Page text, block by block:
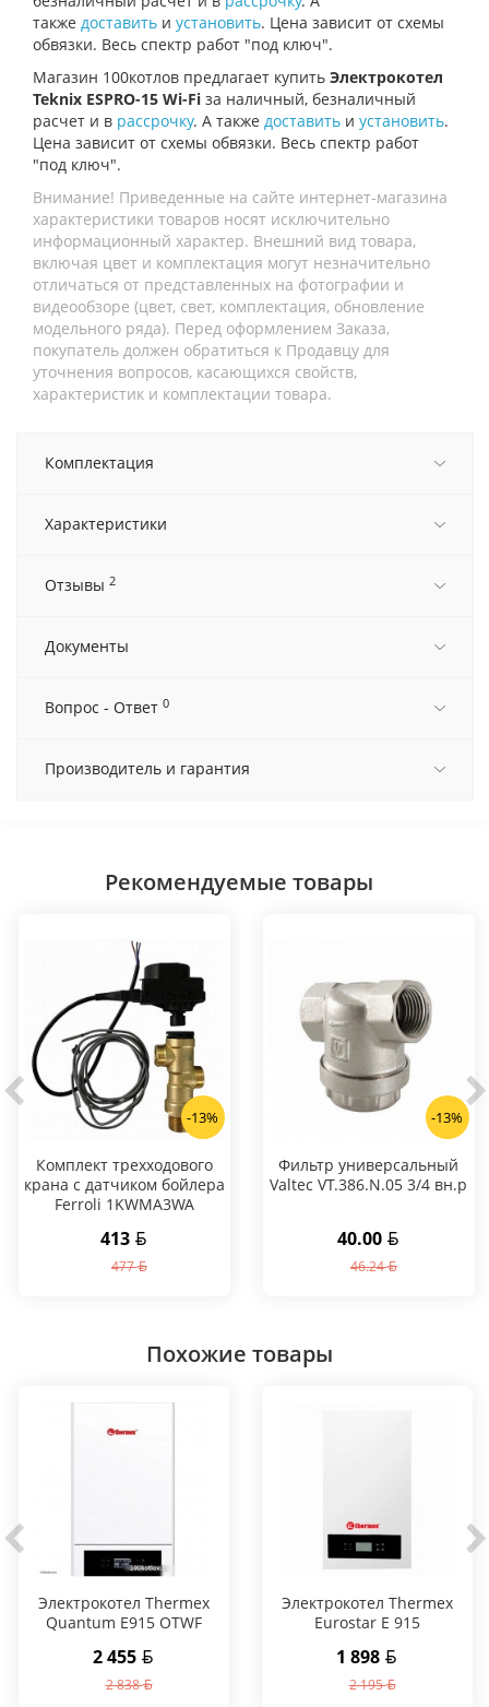
также доставить и установить. Цена зависит от схемы
обвязки. Весь спектр работ "под ключ".
Магазин 100котлов предлагает купить Электрокотел
Teknix ESPRO-15 Wi-Fi за наличный, безналичный
расчет и в рассрочку. А также доставить и установить.
Цена зависит от схемы обвязки. Весь спектр работ
"под ключ".
Внимание! Приведенные на сайте интернет-магазина
характеристики товаров носят исключительно
информационный характер. Внешний вид товара,
включая цвет и комплектация могут незначительно
отличаться от представленных на фотографии и
видеообзоре (цвет, свет, комплектация, обновление
модельного ряда). Перед оформлением Заказа,
покупатель должен обратиться к Продавцу для
уточнения вопросов, касающихся свойств,
характеристик и комплектации товара.
Комплектация
Характеристики
Отзывы 2
Документы
Вопрос - Ответ 0
Производитель и гарантия
Рекомендуемые товары
-13%
Комплект трехходового
крана с датчиком бойлера
Ferroli 1KWMA3WA
413
477
-13%
Фильтр универсальный
Valtec VT.386.N.05 3/4 вн.р
40.00
46.24
Похожие товары
Электрокотел Thermex
Quantum E915 OTWF
2 455
2 838
Электрокотел Thermex
Eurostar E 915
1 898
2 195